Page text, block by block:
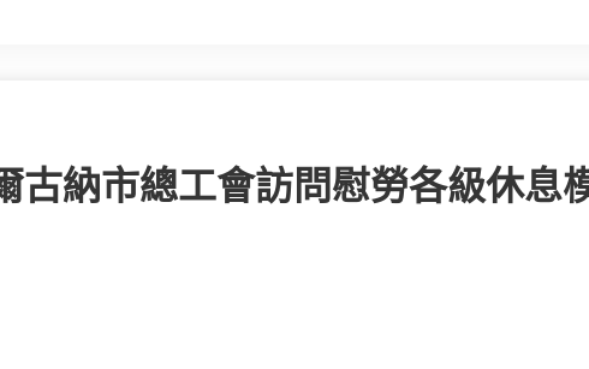
古納市總工會訪問慰勞各級休息